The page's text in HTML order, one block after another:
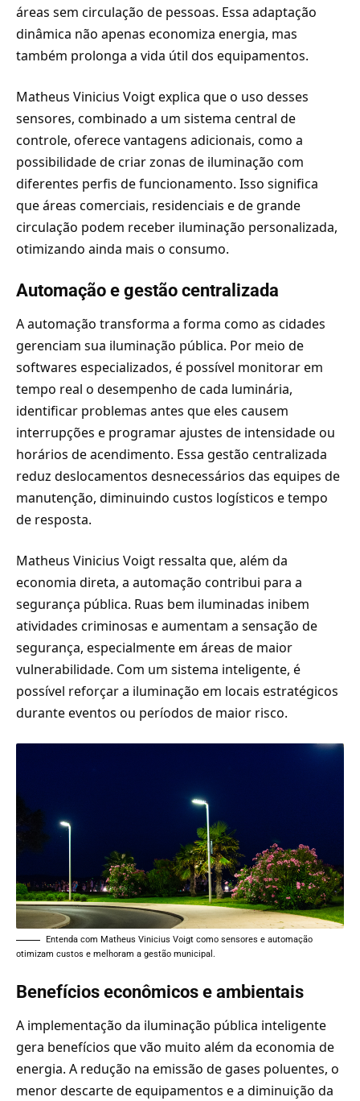
áreas sem circulação de pessoas. Essa adaptação
dinâmica não apenas economiza energia, mas
também prolonga a vida útil dos equipamentos.
Matheus Vinicius Voigt explica que o uso desses
sensores, combinado a um sistema central de
controle, oferece vantagens adicionais, como a
possibilidade de criar zonas de iluminação com
diferentes perfis de funcionamento. Isso significa
que áreas comerciais, residenciais e de grande
circulação podem receber iluminação personalizada,
otimizando ainda mais o consumo.
Automação e gestão centralizada
A automação transforma a forma como as cidades
gerenciam sua iluminação pública. Por meio de
softwares especializados, é possível monitorar em
tempo real o desempenho de cada luminária,
identificar problemas antes que eles causem
interrupções e programar ajustes de intensidade ou
horários de acendimento. Essa gestão centralizada
reduz deslocamentos desnecessários das equipes de
manutenção, diminuindo custos logísticos e tempo
de resposta.
Matheus Vinicius Voigt ressalta que, além da
economia direta, a automação contribui para a
segurança pública. Ruas bem iluminadas inibem
atividades criminosas e aumentam a sensação de
segurança, especialmente em áreas de maior
vulnerabilidade. Com um sistema inteligente, é
possível reforçar a iluminação em locais estratégicos
durante eventos ou períodos de maior risco.
Entenda com Matheus Vinicius Voigt como sensores e automação
otimizam custos e melhoram a gestão municipal.
Benefícios econômicos e ambientais
A implementação da iluminação pública inteligente
gera benefícios que vão muito além da economia de
energia. A redução na emissão de gases poluentes, o
menor descarte de equipamentos e a diminuição da